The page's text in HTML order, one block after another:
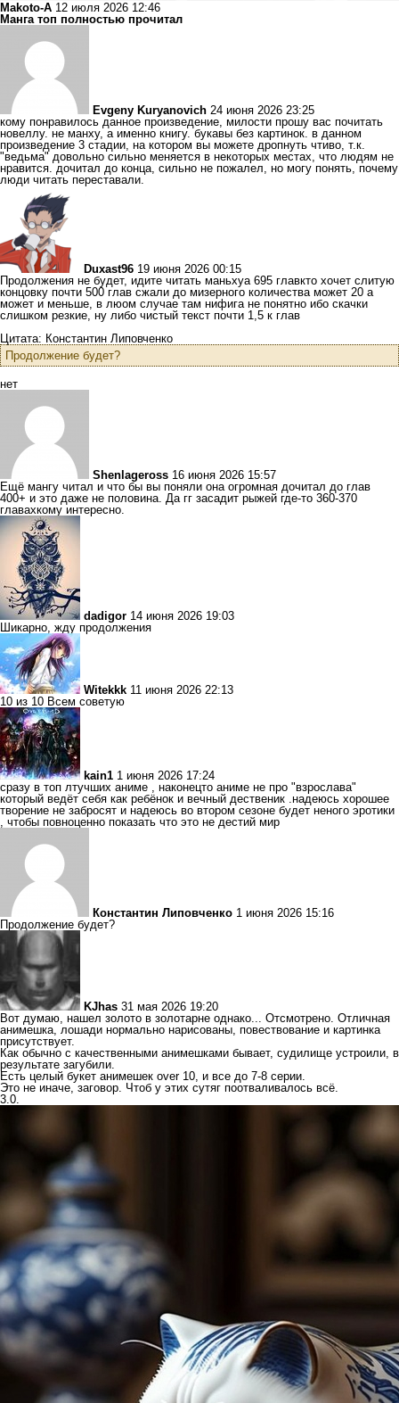
Makoto-A 12 июля 2026 12:46
Манга топ полностью прочитал
Evgeny Kuryanovich 24 июня 2026 23:25
кому понравилось данное произведение, милости прошу вас почитать
новеллу. не манху, а именно книгу. букавы без картинок. в данном
произведение 3 стадии, на котором вы можете дропнуть чтиво, т.к.
"ведьма" довольно сильно меняется в некоторых местах, что людям не
нравится. дочитал до конца, сильно не пожалел, но могу понять, почему
люди читать переставали.
Duxast96 19 июня 2026 00:15
Продолжения не будет, идите читать маньхуа 695 главкто хочет слитую
концовку почти 500 глав сжали до мизерного количества может 20 а
может и меньше, в люом случае там нифига не понятно ибо скачки
слишком резкие, ну либо чистый текст почти 1,5 к глав
Цитата: Константин Липовченко
Продолжение будет?
нет
Shenlageross 16 июня 2026 15:57
Ещё мангу читал и что бы вы поняли она огромная дочитал до глав
400+ и это даже не половина. Да гг засадит рыжей где-то 360-370
главахкому интересно.
dadigor 14 июня 2026 19:03
Шикарно, жду продолжения
Witekkk 11 июня 2026 22:13
10 из 10 Всем советую
kain1 1 июня 2026 17:24
сразу в топ лтучших аниме , наконецто аниме не про "взрослава"
который ведёт себя как ребёнок и вечный дественик .надеюсь хорошее
творение не забросят и надеюсь во втором сезоне будет неного эротики
, чтобы повноценно показать что это не дестий мир
Константин Липовченко 1 июня 2026 15:16
Продолжение будет?
KJhas 31 мая 2026 19:20
Вот думаю, нашел золото в золотарне однако... Отсмотрено. Отличная
анимешка, лошади нормально нарисованы, повествование и картинка
присутствует.
Как обычно с качественными анимешками бывает, судилище устроили, в
результате загубили.
Есть целый букет анимешек over 10, и все до 7-8 серии.
Это не иначе, заговор. Чтоб у этих сутяг поотваливалось всё.
3.0.